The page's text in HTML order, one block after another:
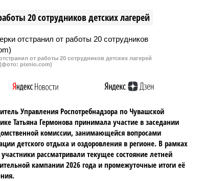
20 сотрудников детских лагерей
от работы 20 сотрудников детских лагерей
(фото: pixnio.com)
Управления Роспотребнадзора по Чувашской
Татьяна Гермонова принимала участие в заседании
комиссии, занимающейся вопросами
детского отдыха и оздоровления в регионе. В рамках
рассматривали текущее состояние летней
кампании 2026 года и промежуточные итоги её